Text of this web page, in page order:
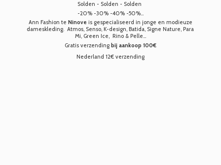
Solden - Solden - Solden
-20% -30% -40% -50%...
Ann Fashion te Ninove is gespecialiseerd in jonge en modieuze
dameskleding. Atmos, Senso, K-design, Batida, Signe Nature, Para
Mi, Green Ice, Rino & Pelle...
Gratis verzending bij aankoop 100€
Nederland 12€ verzending